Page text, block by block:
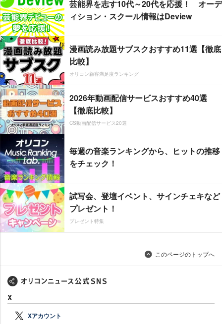
芸能界を志す10代～20代を応援！ オーデ
ィション・スクール情報はDeview
漫画読み放題サブスクおすすめ11選【徹底
比較】
オリコン顧客満足度ランキング
2026年動画配信サービスおすすめ40選
【徹底比較】
CS動画配信サービス20選
毎週の音楽ランキングから、ヒットの推移
をチェック！
試写会、登壇イベント、サインチェキなど
プレゼント！
プレゼント特集
このページのトップへ
X
Xアカウント